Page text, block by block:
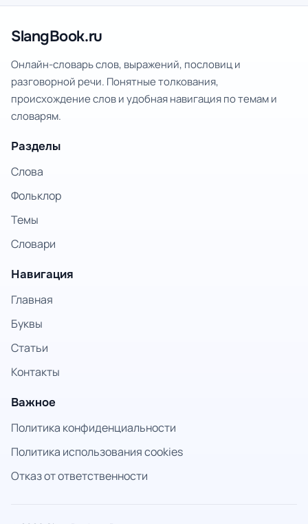
SlangBook.ru
Онлайн-словарь слов, выражений, пословиц и
разговорной речи. Понятные толкования,
происхождение слов и удобная навигация по темам и
словарям.
Разделы
Слова
Фольклор
Темы
Словари
Навигация
Главная
Буквы
Статьи
Контакты
Важное
Политика конфиденциальности
Политика использования cookies
Отказ от ответственности